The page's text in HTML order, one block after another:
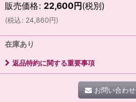
販売価格: 22,600円(税別)
(税込: 24,860円)
在庫あり
返品特約に関する重要事項
お問い合わせ